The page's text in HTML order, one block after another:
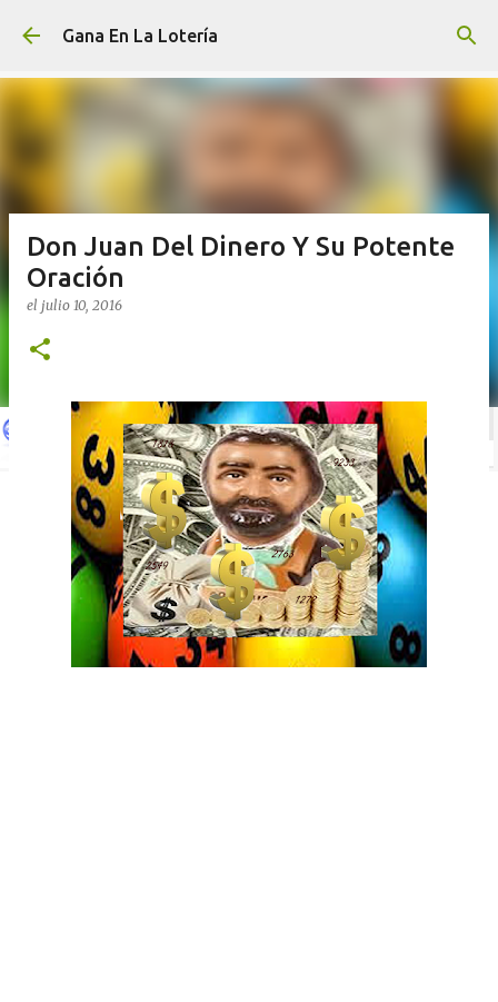
Ir al contenido principal
Gana En La Lotería
Don Juan Del Dinero Y Su Potente
Oración
el julio 10, 2016